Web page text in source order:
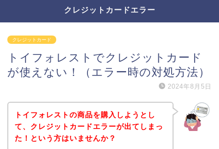
クレジットカードエラー
クレジットカード
トイフォレストでクレジットカード
が使えない！（エラー時の対処方法）
2024年8月5日
トイフォレストの商品を購入しようとし
て、クレジットカードエラーが出てしまっ
た！という方はいませんか？